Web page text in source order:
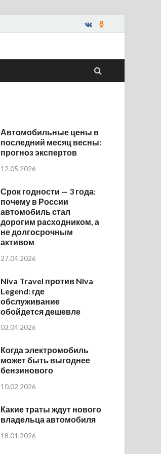
Автомобильные цены в
последний месяц весны:
прогноз экспертов
12.05.2026
Срок годности — 3 года:
почему в России
автомобиль стал
дорогим расходником, а
не долгосрочным
активом
27.04.2026
Niva Travel против Niva
Legend: где
обслуживание
обойдется дешевле
03.04.2026
Когда электромобиль
может быть выгоднее
бензинового
10.02.2026
Какие траты ждут нового
владельца автомобиля
18.01.2026